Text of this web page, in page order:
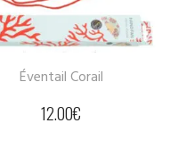
Éventail Corail
12.00€